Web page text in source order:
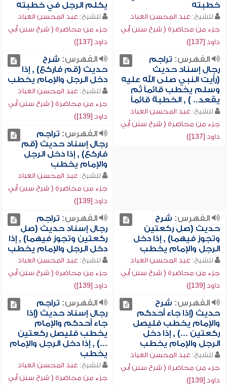
خطبته
للشيخ: عبد المحسن العباد
جزء من محاضرة ( شرح سنن أبي
داود [137])
يكلم الرجل في خطبته
للشيخ: عبد المحسن العباد
جزء من محاضرة ( شرح سنن أبي
داود [137])
الفهرس: تراجم
رجال إسناد حديث
(رأيت النبي صلى الله عليه
وسلم يخطب قائماً ثم
يقعد.. ) , الخطبة قائماً
للشيخ: عبد المحسن العباد
جزء من محاضرة ( شرح سنن أبي
داود [137])
الفهرس: شرح
حديث (قم فاركع) , إذا
دخل الرجل والإمام يخطب
للشيخ: عبد المحسن العباد
جزء من محاضرة ( شرح سنن أبي
داود [139])
الفهرس: تراجم
رجال إسناد حديث (قم
فاركع) , إذا دخل الرجل
والإمام يخطب
للشيخ: عبد المحسن العباد
جزء من محاضرة ( شرح سنن أبي
داود [139])
الفهرس: شرح
حديث (صل ركعتين
وتجوز فيهما) , إذا دخل
الرجل والإمام يخطب
للشيخ: عبد المحسن العباد
جزء من محاضرة ( شرح سنن أبي
داود [139])
الفهرس: تراجم
رجال إسناد حديث (صل
ركعتين وتجوز فيهما) , إذا
دخل الرجل والإمام يخطب
للشيخ: عبد المحسن العباد
جزء من محاضرة ( شرح سنن أبي
داود [139])
الفهرس: شرح
حديث (إذا جاء أحدكم
والإمام يخطب فليصل
ركعتين ...) , إذا دخل
الرجل والإمام يخطب
للشيخ: عبد المحسن العباد
جزء من محاضرة ( شرح سنن أبي
داود [139])
الفهرس: تراجم
رجال إسناد حديث (إذا
جاء أحدكم والإمام
يخطب فليصل ركعتين
...) , إذا دخل الرجل والإمام
يخطب
للشيخ: عبد المحسن العباد
جزء من محاضرة ( شرح سنن أبي